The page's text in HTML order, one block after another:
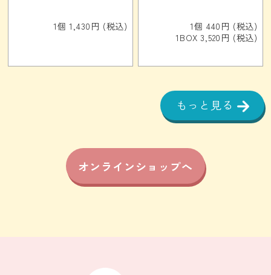
1個 1,430円 (税込)
1個 440円 (税込)
1BOX 3,520円 (税込)
もっと見る
オンラインショップへ